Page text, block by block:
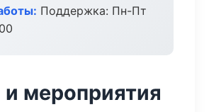
Поддержка: Пн-Пт
мероприятия